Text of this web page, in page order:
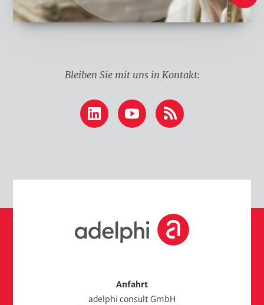
k
Bleiben Sie mit uns in Kontakt:
LinkedIn YouTube RSS
t
a
Anfahrt
adelphi consult GmbH